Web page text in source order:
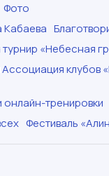
Фото
Кабаева
«Небесная
клубов
тренировки
Фестиваль